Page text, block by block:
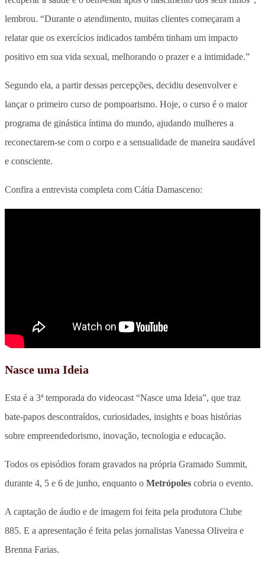
lembrou. “Durante o atendimento, muitas clientes começaram a
relatar que os exercícios indicados também tinham um impacto
positivo em sua vida sexual, melhorando o prazer e a intimidade.”
Segundo ela, a partir dessas percepções, decidiu desenvolver e
lançar o primeiro curso de pompoarismo. Hoje, o curso é o maior
programa de ginástica íntima do mundo, ajudando mulheres a
reconectarem-se com o corpo e a sensualidade de maneira saudável
e consciente.
Confira a entrevista completa com Cátia Damasceno:
Nasce uma Ideia
Esta é a 3ª temporada do videocast “Nasce uma Ideia”, que traz
bate-papos descontraídos, curiosidades, insights e boas histórias
sobre empreendedorismo, inovação, tecnologia e educação.
Todos os episódios foram gravados na própria Gramado Summit,
durante 4, 5 e 6 de junho, enquanto o Metrópoles cobria o evento.
A captação de áudio e de imagem foi feita pela produtora Clube
885. E a apresentação é feita pelas jornalistas Vanessa Oliveira e
Brenna Farias.